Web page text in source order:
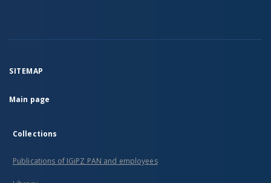
SITEMAP
Main page
Collections
Publications of IGiPZ PAN and employees